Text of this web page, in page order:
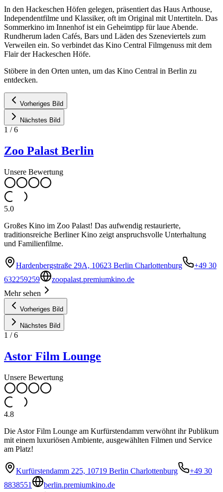
In den Hackeschen Höfen gelegen, präsentiert das Haus Arthouse,
Independentfilme und Klassiker, oft im Original mit Untertiteln. Das
Sommerkino im Innenhof ist ein Geheimtipp für laue Abende.
Rundherum laden Cafés, Bars und Läden des Szeneviertels zum
Verweilen ein. So verbindet das Kino Central Filmgenuss mit dem
Flair der Hackeschen Höfe.
Stöbere in den Orten unten, um das Kino Central in Berlin zu
entdecken.
Vorheriges Bild
Nächstes Bild
1 /6
Zoo Palast Berlin
Unsere Bewertung
5.0
Großes Kino im Zoo Palast! Das aufwendig restaurierte,
traditionsreiche Berliner Kino zeigt anspruchsvolle Unterhaltung
und Familienfilme.
Hardenbergstraße 29A, 10623 Berlin Charlottenburg
+49 30
632259259
zoopalast.premiumkino.de
Mehr sehen
Vorheriges Bild
Nächstes Bild
1 /6
Astor Film Lounge
Unsere Bewertung
4.8
Die Astor Film Lounge am Kurfürstendamm verwöhnt ihr Publikum
mit einem luxuriösen Ambiente, ausgewählten Filmen und Service
am Platz!
Kurfürstendamm 225, 10719 Berlin Charlottenburg
+49 30
8838551
berlin.premiumkino.de